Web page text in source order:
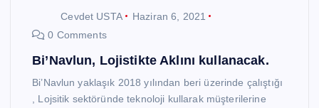
Cevdet USTA
Haziran 6, 2021
0 Comments
Bi’Navlun, Lojistikte Aklını kullanacak.
Bi’Navlun yaklaşık 2018 yılından beri üzerinde çalıştığı
, Lojsitik sektöründe teknoloji kullarak müşterilerine